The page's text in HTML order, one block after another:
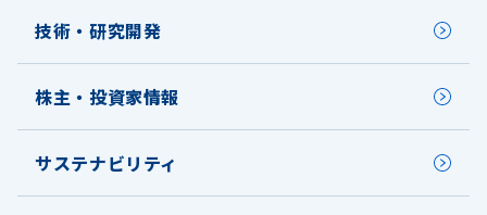
技術・研究開発
株主・投資家情報
サステナビリティ